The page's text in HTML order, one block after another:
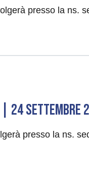
presso la ns.
| 24 Settembre
presso la ns.